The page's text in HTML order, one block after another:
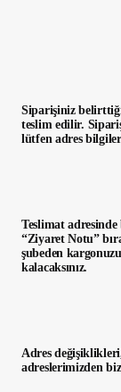
Siparişiniz
teslim edilir.
lütfen adres
Teslimat
“Ziyaret Notu”
şubeden
kalacaksınız.
Adres
adreslerimizden